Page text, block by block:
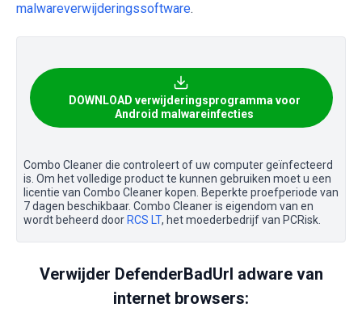
malwareverwijderingssoftware.
DOWNLOAD verwijderingsprogramma voor
Android malwareinfecties
Combo Cleaner die controleert of uw computer geïnfecteerd
is. Om het volledige product te kunnen gebruiken moet u een
licentie van Combo Cleaner kopen. Beperkte proefperiode van
7 dagen beschikbaar. Combo Cleaner is eigendom van en
wordt beheerd door RCS LT, het moederbedrijf van PCRisk.
Verwijder DefenderBadUrl adware van
internet browsers: